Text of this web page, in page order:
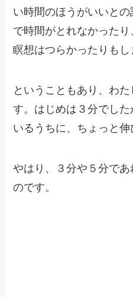
い時間のほうがいいと
で時間がとれなかった
瞑想はつらかったりもし
ということもあり、わ
す。はじめは３分でし
いるうちに、ちょっと伸
やはり、３分や５分で
のです。